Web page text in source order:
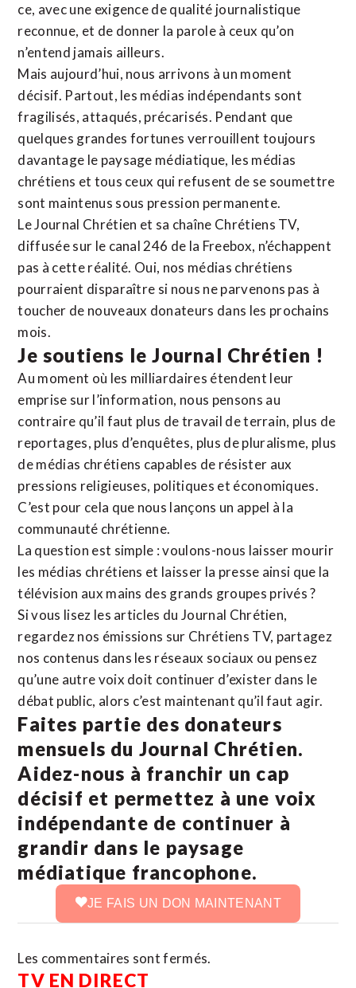
ce, avec une exigence de qualité journalistique
reconnue, et de donner la parole à ceux qu’on
n’entend jamais ailleurs.
Mais aujourd’hui, nous arrivons à un moment
décisif. Partout, les médias indépendants sont
fragilisés, attaqués, précarisés. Pendant que
quelques grandes fortunes verrouillent toujours
davantage le paysage médiatique, les médias
chrétiens et tous ceux qui refusent de se soumettre
sont maintenus sous pression permanente.
Le Journal Chrétien et sa chaîne Chrétiens TV,
diffusée sur le canal 246 de la Freebox, n’échappent
pas à cette réalité. Oui, nos médias chrétiens
pourraient disparaître si nous ne parvenons pas à
toucher de nouveaux donateurs dans les prochains
mois.
Je soutiens le Journal Chrétien !
Au moment où les milliardaires étendent leur
emprise sur l’information, nous pensons au
contraire qu’il faut plus de travail de terrain, plus de
reportages, plus d’enquêtes, plus de pluralisme, plus
de médias chrétiens capables de résister aux
pressions religieuses, politiques et économiques.
C’est pour cela que nous lançons un appel à la
communauté chrétienne.
La question est simple : voulons-nous laisser mourir
les médias chrétiens et laisser la presse ainsi que la
télévision aux mains des grands groupes privés ?
Si vous lisez les articles du Journal Chrétien,
regardez nos émissions sur Chrétiens TV, partagez
nos contenus dans les réseaux sociaux ou pensez
qu’une autre voix doit continuer d’exister dans le
débat public, alors c’est maintenant qu’il faut agir.
Faites partie des donateurs
mensuels du Journal Chrétien.
Aidez-nous à franchir un cap
décisif et permettez à une voix
indépendante de continuer à
grandir dans le paysage
médiatique francophone.
JE FAIS UN DON MAINTENANT
Les commentaires sont fermés.
TV EN DIRECT